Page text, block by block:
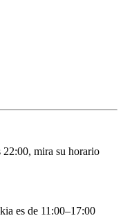
22:00, mira su horario
es de 11:00–17:00